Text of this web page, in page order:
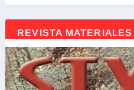
REVISTA